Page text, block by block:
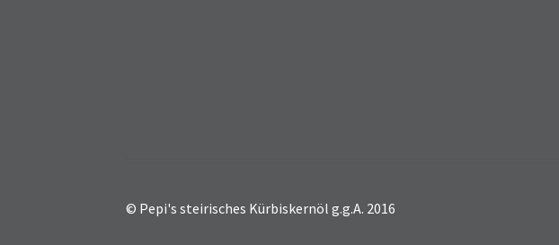
© Pepi's steirisches Kürbiskernöl g.g.A. 2016